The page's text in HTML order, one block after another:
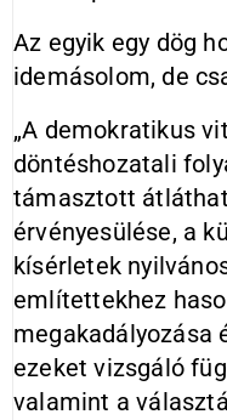
Az egyik egy dög
idemásolom, de
„A demokratikus
döntéshozatali
támasztott
érvényesülése, a
kísérletek
említettekhez
megakadályozása
ezeket vizsgáló
valamint a